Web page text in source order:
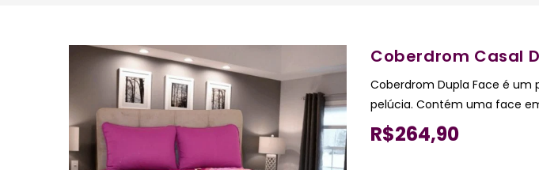
Coberdrom Casal
Coberdrom Dupla Face é
pelúcia. Contém uma face
R$264,90